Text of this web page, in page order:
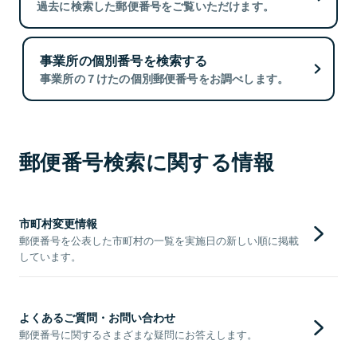
過去に検索した郵便番号をご覧いただけます。
事業所の個別番号を検索する
事業所の７けたの個別郵便番号をお調べします。
郵便番号検索に関する情報
市町村変更情報
郵便番号を公表した市町村の一覧を実施日の新しい順に掲載
しています。
よくあるご質問・お問い合わせ
郵便番号に関するさまざまな疑問にお答えします。